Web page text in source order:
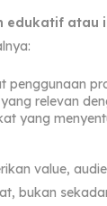
edukatif atau
penggunaan
relevan
yang
value,
bukan